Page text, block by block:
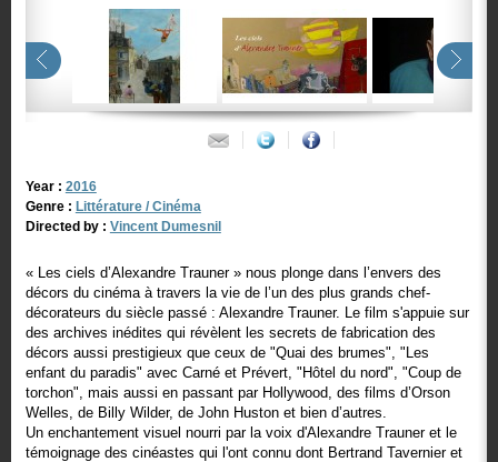
Year : 2016
Genre : Littérature / Cinéma
Directed by : Vincent Dumesnil
« Les ciels d’Alexandre Trauner » nous plonge dans l’envers des
décors du cinéma à travers la vie de l’un des plus grands chef-
décorateurs du siècle passé : Alexandre Trauner. Le film s'appuie sur
des archives inédites qui révèlent les secrets de fabrication des
décors aussi prestigieux que ceux de "Quai des brumes", "Les
enfant du paradis" avec Carné et Prévert, "Hôtel du nord", "Coup de
torchon", mais aussi en passant par Hollywood, des films d’Orson
Welles, de Billy Wilder, de John Huston et bien d’autres.
Un enchantement visuel nourri par la voix d'Alexandre Trauner et le
témoignage des cinéastes qui l'ont connu dont Bertrand Tavernier et